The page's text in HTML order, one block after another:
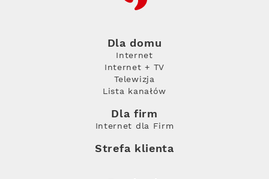
Dla domu
Internet
Internet + TV
Telewizja
Lista kanałów
Dla firm
Internet dla Firm
Strefa klienta